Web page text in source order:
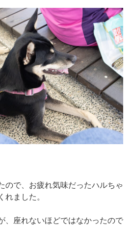
ので、お疲れ気味だったハルちゃ
れました。
、座れないほどではなかったので